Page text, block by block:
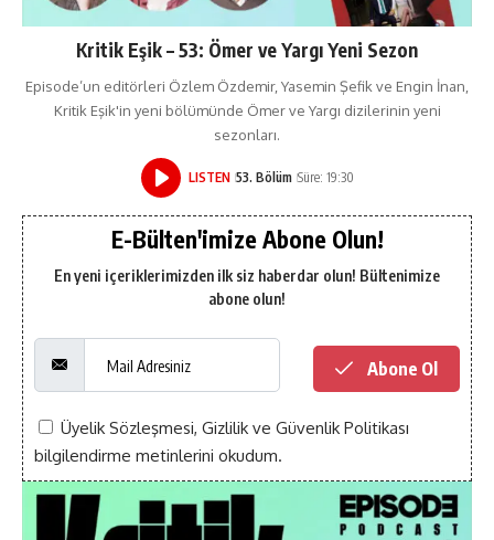
Kritik Eşik – 53: Ömer ve Yargı Yeni Sezon
Episode’un editörleri Özlem Özdemir, Yasemin Şefik ve Engin İnan,
Kritik Eşik'in yeni bölümünde Ömer ve Yargı dizilerinin yeni
sezonları.
LISTEN 53. Bölüm Süre: 19:30
E-Bülten'imize Abone Olun!
En yeni içeriklerimizden ilk siz haberdar olun! Bültenimize
abone olun!
Abone Ol
Üyelik Sözleşmesi, Gizlilik ve Güvenlik Politikası
bilgilendirme metinlerini okudum.